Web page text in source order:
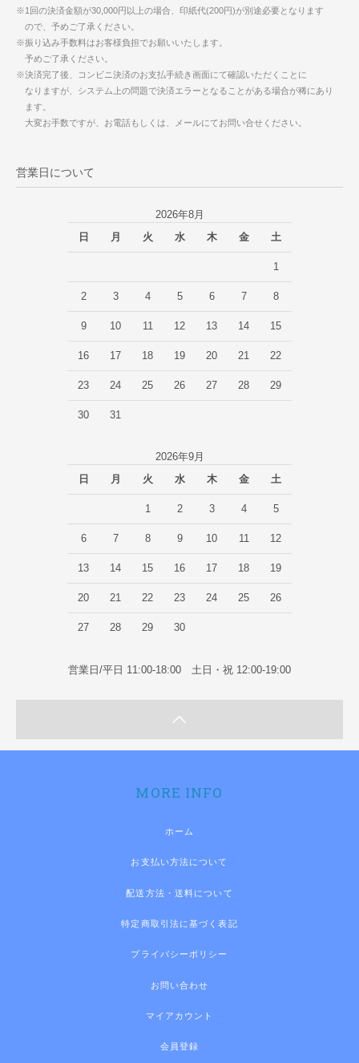
※1回の決済金額が30,000円以上の場合、印紙代(200円)が別途必要となります
ので、予めご了承ください。
※振り込み手数料はお客様負担でお願いいたします。
予めご了承ください。
※決済完了後、コンビニ決済のお支払手続き画面にて確認いただくことに
なりますが、システム上の問題で決済エラーとなることがある場合が稀にあり
ます。
大変お手数ですが、お電話もしくは、メールにてお問い合せください。
営業日について
2026年8月
日
月 火 水 木 金 土
1
2 3 4 5 6 7 8
9 10 11 12 13 14 15
16 17 18 19 20 21 22
23 24 25 26 27 28 29
30 31
2026年9月
日
月 火 水 木 金 土
1 2 3 4 5
6 7 8 9 10 11 12
13 14 15 16 17 18 19
20 21 22 23 24 25 26
27 28 29 30
営業日/平日 11:00-18:00 土日・祝 12:00-19:00
MORE INFO
ホーム
お支払い方法について
配送方法・送料について
特定商取引法に基づく表記
プライバシーポリシー
お問い合わせ
マイアカウント
会員登録